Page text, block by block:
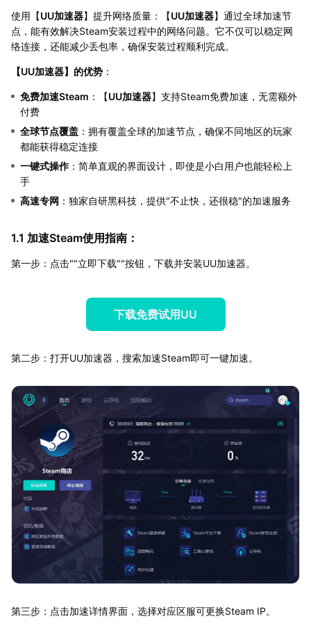
使用【UU加速器】提升网络质量：【UU加速器】通过全球加速节
点，能有效解决Steam安装过程中的网络问题。它不仅可以稳定网
络连接，还能减少丢包率，确保安装过程顺利完成。
【UU加速器】的优势 ：
免费加速Steam ：【UU加速器】支持Steam免费加速，无需额外
付费
全球节点覆盖 ：拥有覆盖全球的加速节点，确保不同地区的玩家
都能获得稳定连接
一键式操作：简单直观的界面设计，即使是小白用户也能轻松上
手
高速专网 ：独家自研黑科技，提供"不止快，还很稳"的加速服务
1.1 加速Steam使用指南：
第一步：点击""立即下载""按钮，下载并安装UU加速器。
下载免费试用UU
第二步：打开UU加速器，搜索加速Steam即可一键加速。
第三步：点击加速详情界面，选择对应区服可更换Steam IP。